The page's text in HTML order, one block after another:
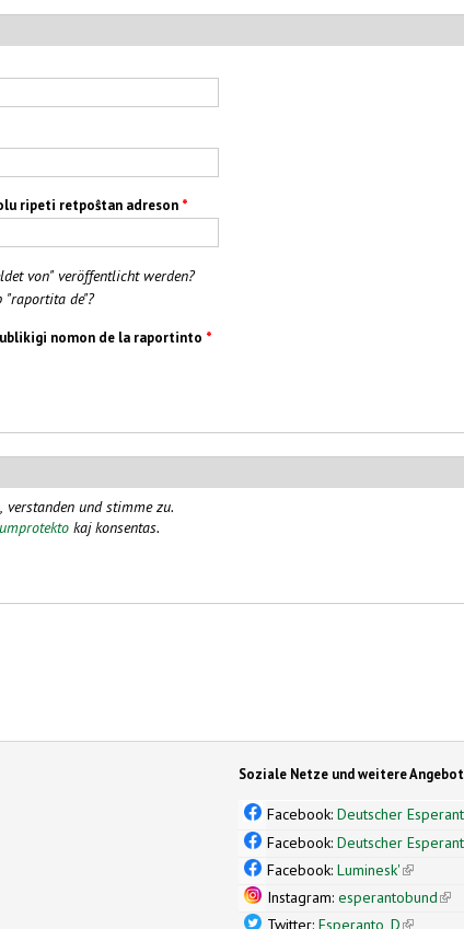
ripeti retpoŝtan adreson *
von" veröffentlicht werden?
de"?
nomon de la raportinto *
verstanden und stimme zu.
kaj konsentas.
is external)
Soziale Netze und weitere
Facebook:Deutscher
Facebook:Deutscher
Facebook:Luminesk'(link is
Instagram:esperantobund
Twitter:Esperanto_D(link is